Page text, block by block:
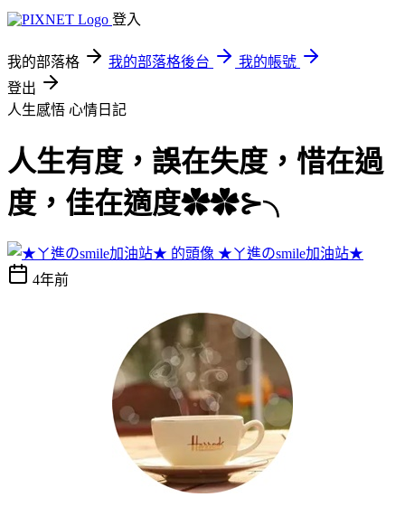
登入
我的部落格 我的部落格後台
我的帳號
登出
人生感悟 心情日記
人生有度，誤在失度，惜在過
度，佳在適度✿✿⊱╮
★ㄚ進のsmile加油站★
4年前